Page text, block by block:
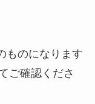
ものになります
ご確認くださ